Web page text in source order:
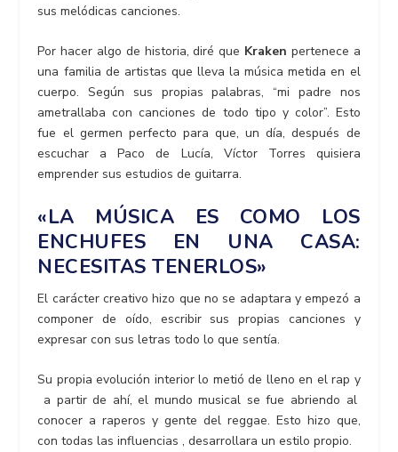
sus melódicas canciones.
Por hacer algo de historia, diré que Kraken pertenece a
una familia de artistas que lleva la música metida en el
cuerpo. Según sus propias palabras, “mi padre nos
ametrallaba con canciones de todo tipo y color”. Esto
fue el germen perfecto para que, un día, después de
escuchar a Paco de Lucía, Víctor Torres quisiera
emprender sus estudios de guitarra.
«LA MÚSICA ES COMO LOS
ENCHUFES EN UNA CASA:
NECESITAS TENERLOS»
El carácter creativo hizo que no se adaptara y empezó a
componer de oído, escribir sus propias canciones y
expresar con sus letras todo lo que sentía.
Su propia evolución interior lo metió de lleno en el rap y
a partir de ahí, el mundo musical se fue abriendo al
conocer a raperos y gente del reggae. Esto hizo que,
con todas las influencias , desarrollara un estilo propio.